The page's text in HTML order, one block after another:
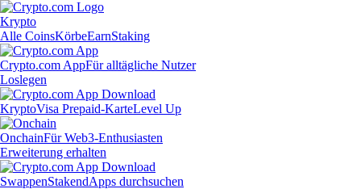
Krypto
Alle CoinsKörbeEarnStaking
Crypto.com AppFür alltägliche Nutzer
Loslegen
KryptoVisa Prepaid-KarteLevel Up
OnchainFür Web3-Enthusiasten
Erweiterung erhalten
SwappenStakendApps durchsuchen